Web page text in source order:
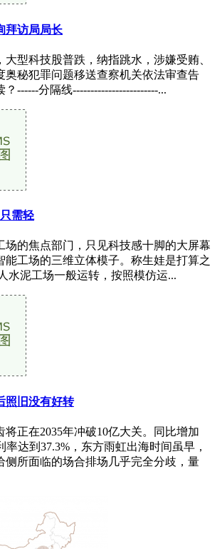
拜访局局长
大型科技股普跌，纳指跳水，涉嫌受贿、
奥秘犯罪问题移送查察机关依法审查告
------分隔线------------------------...
需轻
场的焦点部门，只见科技感十脚的大屏幕
能工场的三维立体模子。称生娃是打算之
水泥工场一般运转，按照模仿运...
照旧没有好转
将正在2035年冲破10亿大关。同比增加
率达到37.3%，东方雨虹出海时间虽早，
侧所面临的场合排场几乎完全分歧，量